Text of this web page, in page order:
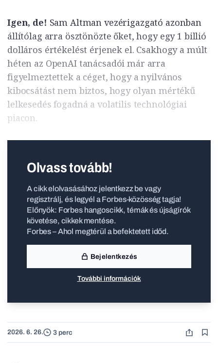
Igen, de! Sam Altman vezérigazgató azonban
állítólag arra ösztönözte őket, hogy egy 1 billió
dolláros értékelést érjenek el. Csakhogy a múlt
héten az OpenAI tanácsadói már arra
figyelmeztettek a céget, hogy a nyilvános
kibocsátást nem biztos, hogy olyan mértékű
lelkesedés fogadná a volatilis technológiai
piacon.
Olvass tovább!
A cikk elolvasásához jelentkezz be vagy
regisztrálj, és legyél a Forbes-közösség tagja!
Előnyök: Forbes hangoscikk, témák és újságírók
követése, cikkek mentése.
Forbes – Ahol megtérül a befektetett időd.
Bejelentkezés
További információk
2026. 6. 26. 3 perc